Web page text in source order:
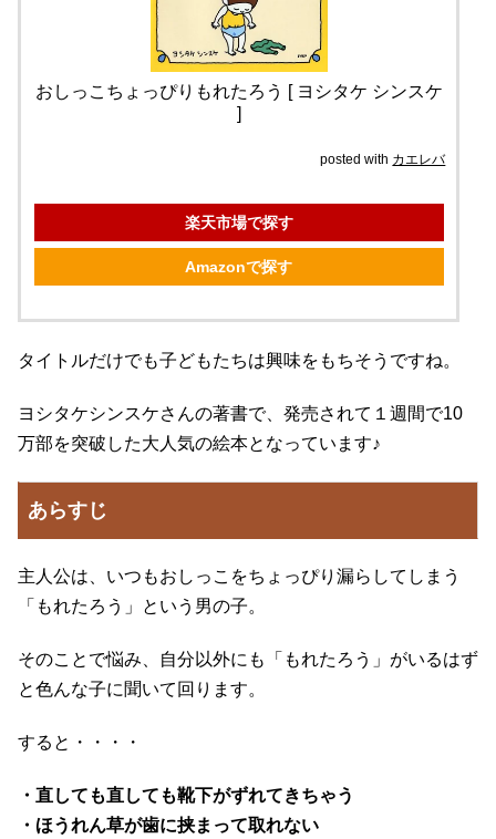
おしっこちょっぴりもれたろう [ ヨシタケ シンスケ
]
posted with カエレバ
楽天市場で探す
Amazonで探す
タイトルだけでも子どもたちは興味をもちそうですね。
ヨシタケシンスケさんの著書で、発売されて１週間で10
万部を突破した大人気の絵本となっています♪
あらすじ
主人公は、いつもおしっこをちょっぴり漏らしてしまう
「もれたろう」という男の子。
そのことで悩み、自分以外にも「もれたろう」がいるはず
と色んな子に聞いて回ります。
すると・・・・
・直しても直しても靴下がずれてきちゃう
・ほうれん草が歯に挟まって取れない